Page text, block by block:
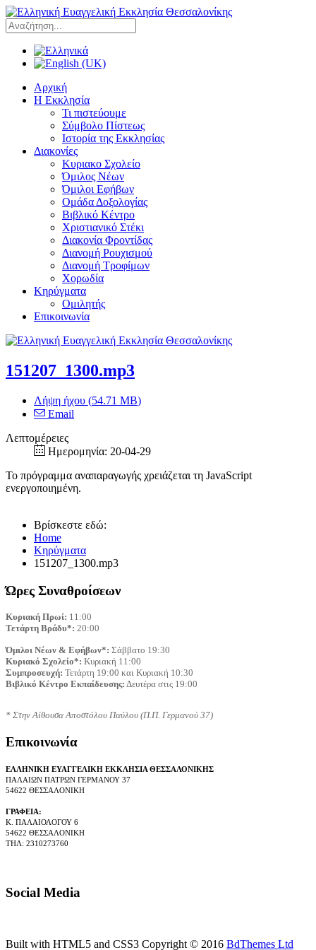
Αρχική
Η Εκκλησία
Τι πιστεύουμε
Σύμβολο Πίστεως
Ιστορία της Εκκλησίας
Διακονίες
Κυριακο Σχολείο
Όμιλος Νέων
Όμιλοι Εφήβων
Ομάδα Δοξολογίας
Βιβλικό Κέντρο
Χριστιανικό Στέκι
Διακονία Φροντίδας
Διανομή Ρουχισμού
Διανομή Τροφίμων
Χορωδία
Κηρύγματα
Ομιλητής
Επικοινωνία
151207_1300.mp3
Λήψη ήχου (54.71 MB)
Email
Λεπτομέρειες
Ημερομηνία: 20-04-29
Το πρόγραμμα αναπαραγωγής χρειάζεται τη JavaScript
ενεργοποιημένη.
Βρίσκεστε εδώ:
Home
Κηρύγματα
151207_1300.mp3
Ώρες Συναθροίσεων
Κυριακή Πρωί:
Τετάρτη Βράδυ*: 20:00
Όμιλοι Νέων & Εφήβων*: Σάββατο 19:30
Κυριακό Σχολείο*: Κυριακή 11:00
Συμπροσευχή: Τετάρτη 19:00 και Κυριακή 10:30
Βιβλικό Κέντρο Εκπαίδευσης: Δευτέρα στις 19:00
* Στην Αίθουσα Αποστόλου Παύλου (Π.Π. Γερμανού 37)
Επικοινωνία
ΕΛΛΗΝΙΚΗ ΕΥΑΓΓΕΛΙΚΗ ΕΚΚΛΗΣΙΑ ΘΕΣΣΑΛΟΝΙΚΗΣ
ΠΑΛΑΙΩΝ ΠΑΤΡΩΝ ΓΕΡΜΑΝΟΥ 37
54622 ΘΕΣΣΑΛΟΝΙΚΗ
ΓΡΑΦΕΙΑ:
Κ. ΠΑΛΑΙΟΛΟΓΟΥ 6
54622 ΘΕΣΣΑΛΟΝΙΚΗ
ΤΗΛ: 2310273760
Social Media
Built with HTML5 and CSS3 Copyright © 2016 BdThemes Ltd